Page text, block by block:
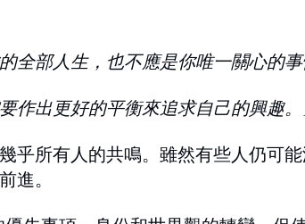
全部人生，也不應是你唯一關心的事
作出更好的平衡來追求自己的興趣。
乎所有人的共鳴。雖然有些人仍可
進。